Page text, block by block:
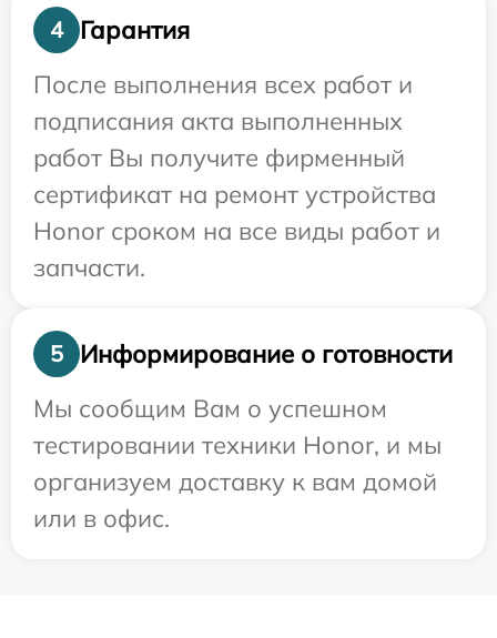
4
Гарантия
После выполнения всех работ и
подписания акта выполненных
работ Вы получите фирменный
сертификат на ремонт устройства
Honor сроком на все виды работ и
запчасти.
5
Информирование о готовности
Мы сообщим Вам о успешном
тестировании техники Honor, и мы
организуем доставку к вам домой
или в офис.